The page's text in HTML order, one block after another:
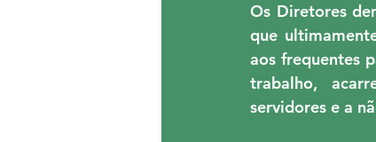
Os Diretores
que
aos frequentes
trabalho,
servidores e a